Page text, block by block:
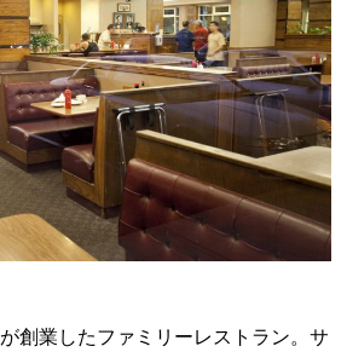
創業したファミリーレストラン。サ